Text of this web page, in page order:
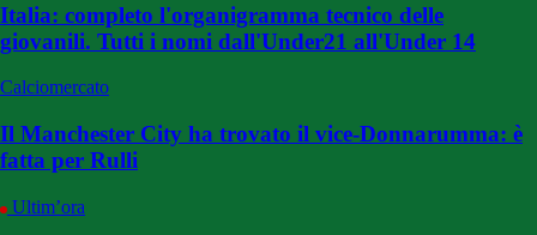
Italia: completo l'organigramma tecnico delle
giovanili. Tutti i nomi dall'Under21 all'Under 14
Calciomercato
Il Manchester City ha trovato il vice-Donnarumma: è
fatta per Rulli
Ultim’ora